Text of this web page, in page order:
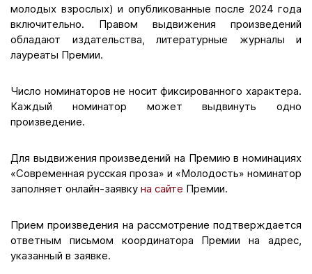
молодых взрослых) и опубликованные после 2024 года
включительно. Правом выдвижения произведений
обладают издательства, литературные журналы и
лауреаты Премии.
Число номинаторов не носит фиксированного характера.
Каждый номинатор может выдвинуть одно
произведение.
Для выдвижения произведений на Премию в номинациях
«Современная русская проза» и «Молодость» номинатор
заполняет онлайн-заявку на сайте Премии.
Прием произведения на рассмотрение подтверждается
ответным письмом координатора Премии на адрес,
указанный в заявке.